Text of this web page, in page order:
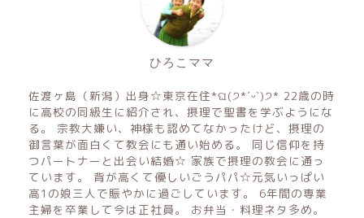
ひろこママ
佐渡ヶ島（新潟）出身☆東京在住*ଘ(੭*ˊᵕˋ)੭* 22歳の時
に高校の同級生に紹介され、摂理で聖書を学ぶようにな
る。 宗教大嫌い、神様も認めてなかったけど、摂理の
御言葉が面白くて教会にも通い始める。 同じ信仰を持
つパートナーと出会い結婚☆ 家族で摂理の教会に通っ
ています。 背が高くて優しいごうパパ☆元気いっぱい
高1の娘三人で賑やかに過ごしています。 6年間の専業
主婦を卒業して今は正社員。 お弁当・料理ネタ多め。